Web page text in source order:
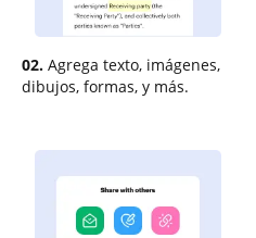
02. Agrega texto, imágenes,
dibujos, formas, y más.